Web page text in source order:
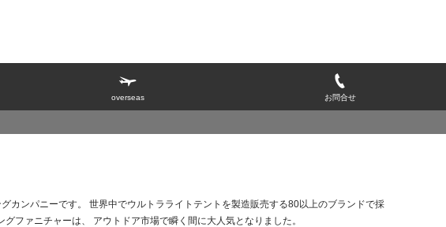
overseas お問合せ
カンパニーです。 世界中でウルトラライトテントを製造販売する80以上のブランドで採
ファニチャーは、 アウトドア市場で瞬く間に大人気となりました。